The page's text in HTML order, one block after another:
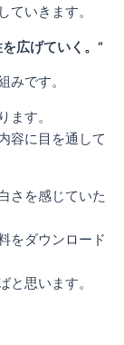
ていきます。
広げていく。”
みです。
ます。
容に目を通して
さを感じていた
をダウンロード
と思います。